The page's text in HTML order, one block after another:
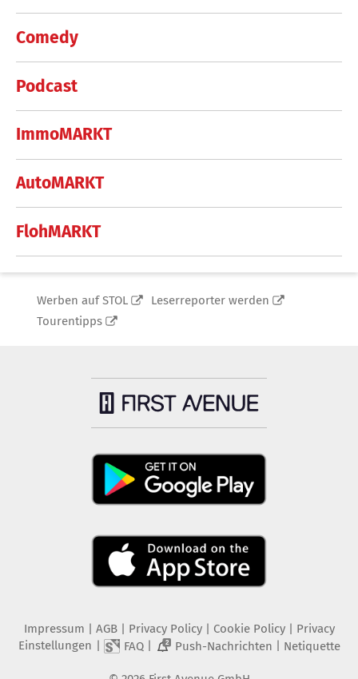
Comedy
Podcast
ImmoMARKT
AutoMARKT
FlohMARKT
Werben auf STOL
Leserreporter werden
Tourentipps
Impressum | AGB | Privacy Policy| Cookie Policy| Privacy
Einstellungen | FAQ| 2 Push-Nachrichten | Netiquette